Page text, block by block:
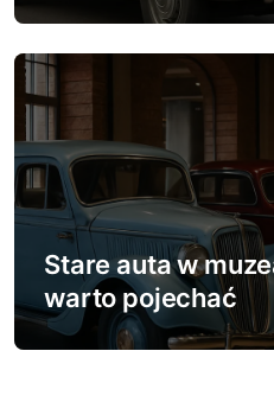
Stare auta w
warto pojechać